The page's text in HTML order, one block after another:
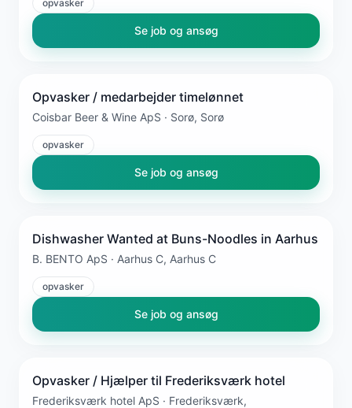
opvasker
Se job og ansøg
Opvasker / medarbejder timelønnet
Coisbar Beer & Wine ApS · Sorø, Sorø
opvasker
Se job og ansøg
Dishwasher Wanted at Buns-Noodles in Aarhus
B. BENTO ApS · Aarhus C, Aarhus C
opvasker
Se job og ansøg
Opvasker / Hjælper til Frederiksværk hotel
Frederiksværk hotel ApS · Frederiksværk,